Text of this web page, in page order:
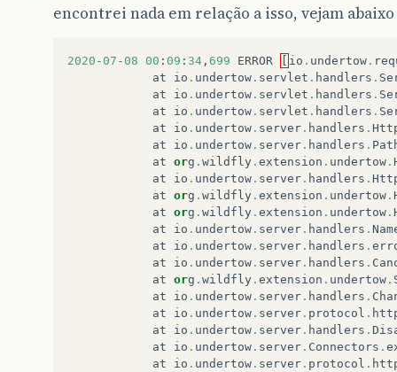
encontrei nada em relação a isso, vejam
2020 -07 -08 00 : 09 : 34 , 699 ERROR io . undertow .
at
io . undertow . servlet . handlers .
at
io . undertow . servlet . handlers .
at
io . undertow . servlet . handlers .
at
io . undertow . server . handlers .
at
io . undertow . server . handlers .
at org . wildfly . extension . undertow .
at
io . undertow . server . handlers .
at org . wildfly . extension . undertow .
at org . wildfly . extension . undertow .
at
io . undertow . server . handlers .
at
io . undertow . server . handlers .
at
io . undertow . server . handlers .
at org . wildfly . extension . undertow .
at
io . undertow . server . handlers .
at
io . undertow . server . protocol .
at
io . undertow . server . handlers .
at
io . undertow . server . Connectors .
at
io . undertow . server . protocol .